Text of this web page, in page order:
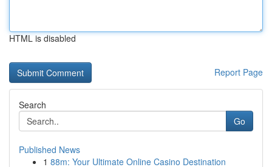
HTML is disabled
Report Page
Search
Go
Published News
1 88m: Your Ultimate Online Casino Destination